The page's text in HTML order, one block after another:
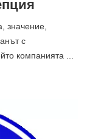
значение,
с
компанията ...